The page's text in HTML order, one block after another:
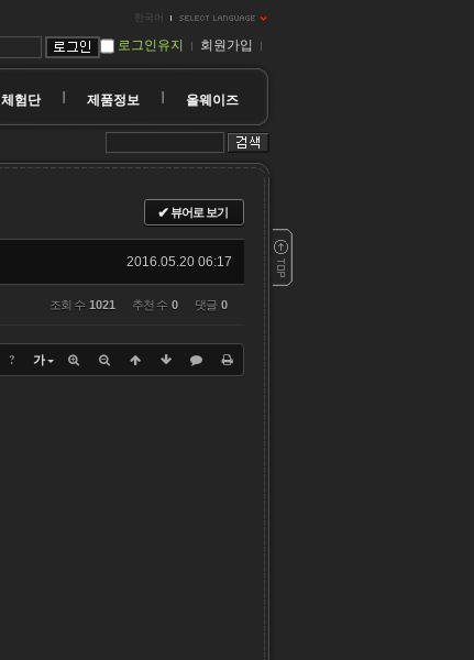
한국어
로그인유지 회원가입
체험단 제품정보 올웨이즈
✔ 뷰어로 보기
2016.05.20 06:17
조회 수 1021 추천 수 0 댓글 0
? 가